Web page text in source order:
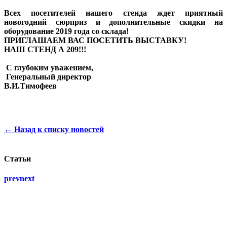
Всех посетителей нашего стенда ждет приятный
новогодний сюрприз и дополнительные скидки на
оборудование 2019 года со склада!
ПРИГЛАШАЕМ ВАС ПОСЕТИТЬ ВЫСТАВКУ!
НАШ СТЕНД А 209!!!
С глубоким уважением,
Генеральный директор
В.И.Тимофеев
← Назад к списку новостей
Статьи
prevnext